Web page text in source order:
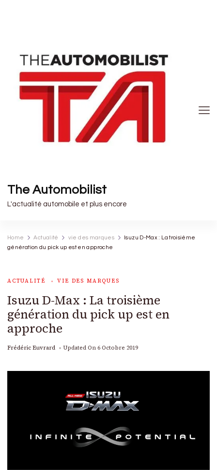
The Automobilist
L'actualité automobile et plus encore
Home Actualité vie des marques
Isuzu D-Max : La troisième
génération du pick up est en approche
ACTUALITÉ VIE DES MARQUES
Isuzu D-Max : La troisième
génération du pick up est en
approche
Frédéric Euvrard Updated On6 Octobre 2019